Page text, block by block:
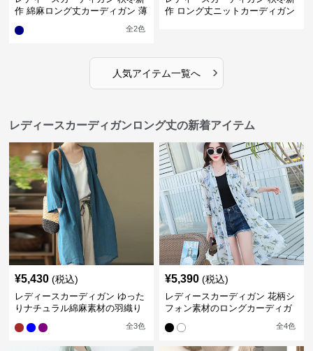
作 綿麻ロング丈カーディガン 薄
全2色
作 ロング丈ニットカーディガン
人気アイテム一覧へ ›
レディースカーディガンロング丈の新着アイテム
¥5,430 (税込)
レディースカーディガン ゆった
りナチュラル綿麻素材の羽織り
全3色
¥5,390 (税込)
レディースカーディガン 花柄シ
フォン素材のロングカーディガ
全4色